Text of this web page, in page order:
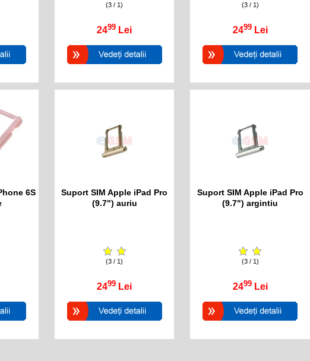
(3 / 1)
2499 Lei
(3 / 1)
2499 Lei
6S
Suport SIM Apple iPad Pro
(9.7") auriu
(3 / 1)
2499 Lei
Suport SIM Apple iPad Pro
(9.7") argintiu
(3 / 1)
2499 Lei